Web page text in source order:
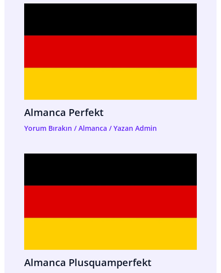
Almanca Perfekt
Yorum Bırakın /Almanca / Yazan Admin
Almanca Plusquamperfekt